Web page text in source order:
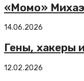
«Момо»
14.06.2026
Гены, хакеры
12.02.2026